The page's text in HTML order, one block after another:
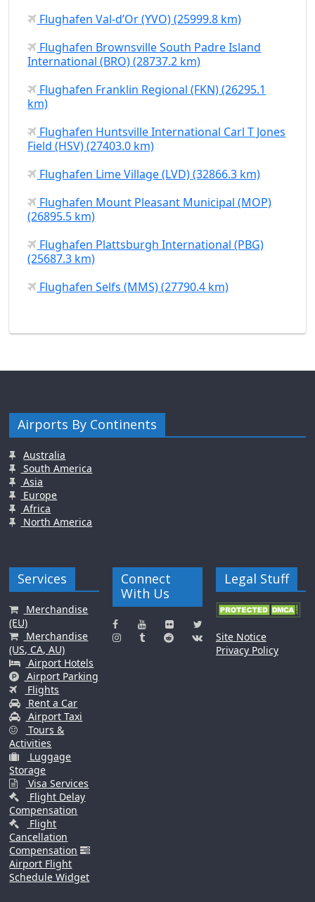
Flughafen Val-d’Or (YVO) (25999.8 km)
Flughafen Brownsville South Padre Island
International (BRO) (28737.2 km)
Flughafen Franklin Regional (FKN) (26295.1
km)
Flughafen Huntsville International Carl T Jones
Field (HSV) (27403.0 km)
Flughafen Lime Village (LVD) (32866.3 km)
Flughafen Mount Pleasant Municipal (MOP)
(26895.5 km)
Flughafen Plattsburgh International (PBG)
(25687.3 km)
Flughafen Selfs (MMS) (27790.4 km)
Airports By Continents
Australia
South America
Asia
Europe
Africa
North America
Services
Merchandise
(EU)
Merchandise
(US, CA, AU)
Airport Hotels
Airport Parking
Flights
Rent a Car
Airport Taxi
Tours &
Activities
Luggage
Storage
Visa Services
Flight Delay
Compensation
Flight
Cancellation
Compensation
Airport Flight
Schedule Widget
Connect
With Us
Legal Stuff
Site Notice
Privacy Policy